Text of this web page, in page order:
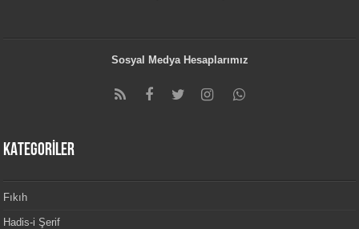
Sosyal Medya Hesaplarımız
KATEGORİLER
Fıkıh
Hadis-i Şerif